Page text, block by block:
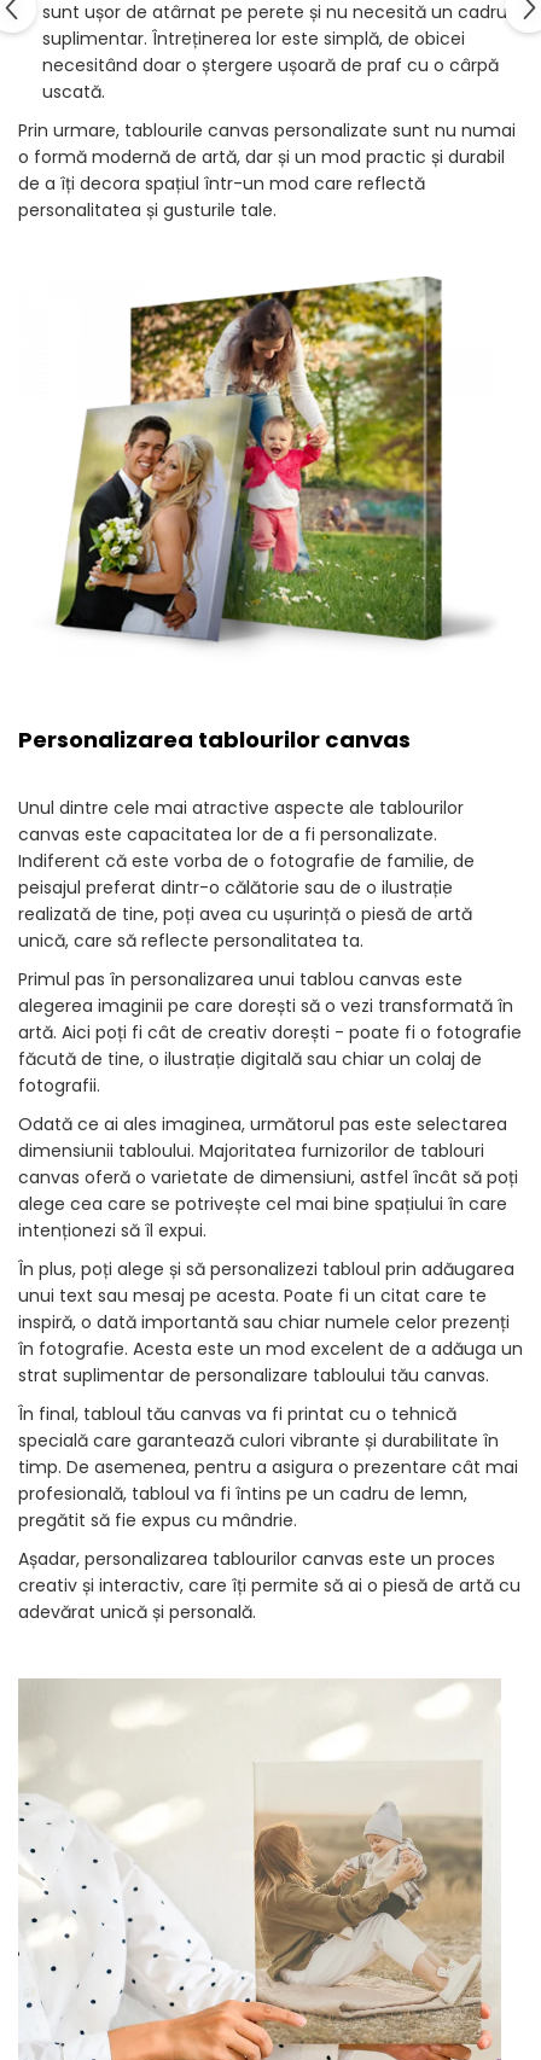
sunt ușor de atârnat pe perete și nu necesită un cadru
suplimentar. Întreținerea lor este simplă, de obicei
necesitând doar o ștergere ușoară de praf cu o cârpă
uscată.
Prin urmare, tablourile canvas personalizate sunt nu numai
o formă modernă de artă, dar și un mod practic și durabil
de a îți decora spațiul într-un mod care reflectă
personalitatea și gusturile tale.
Personalizarea tablourilor canvas
Unul dintre cele mai atractive aspecte ale tablourilor
canvas este capacitatea lor de a fi personalizate.
Indiferent că este vorba de o fotografie de familie, de
peisajul preferat dintr-o călătorie sau de o ilustrație
realizată de tine, poți avea cu ușurință o piesă de artă
unică, care să reflecte personalitatea ta.
Primul pas în personalizarea unui tablou canvas este
alegerea imaginii pe care dorești să o vezi transformată în
artă. Aici poți fi cât de creativ dorești - poate fi o fotografie
făcută de tine, o ilustrație digitală sau chiar un colaj de
fotografii.
Odată ce ai ales imaginea, următorul pas este selectarea
dimensiunii tabloului. Majoritatea furnizorilor de tablouri
canvas oferă o varietate de dimensiuni, astfel încât să poți
alege cea care se potrivește cel mai bine spațiului în care
intenționezi să îl expui.
În plus, poți alege și să personalizezi tabloul prin adăugarea
unui text sau mesaj pe acesta. Poate fi un citat care te
inspiră, o dată importantă sau chiar numele celor prezenți
în fotografie. Acesta este un mod excelent de a adăuga un
strat suplimentar de personalizare tabloului tău canvas.
În final, tabloul tău canvas va fi printat cu o tehnică
specială care garantează culori vibrante și durabilitate în
timp. De asemenea, pentru a asigura o prezentare cât mai
profesională, tabloul va fi întins pe un cadru de lemn,
pregătit să fie expus cu mândrie.
Așadar, personalizarea tablourilor canvas este un proces
creativ și interactiv, care îți permite să ai o piesă de artă cu
adevărat unică și personală.